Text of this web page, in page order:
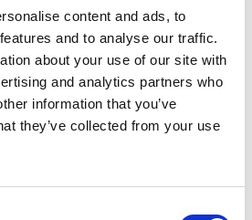
content and ads, to
and to analyse our traffic.
about your use of our site with
and analytics partners who
information that you’ve
they’ve collected from your use
Rechercher une station
par équipement pour
personnes à mobilité
réduite
une station